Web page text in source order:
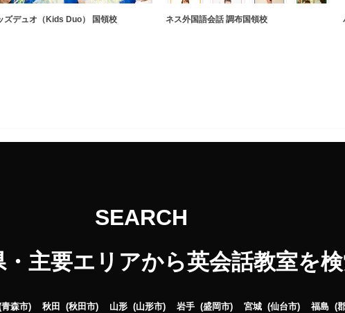
ズデュオ（Kids Duo） 国領校 ネス外国語会話 調布国領校
SEARCH
・主要エリアから英会話教室を
青森市 秋田 秋田市 山形 山形市 岩手 盛岡市 宮城 仙台市 福島